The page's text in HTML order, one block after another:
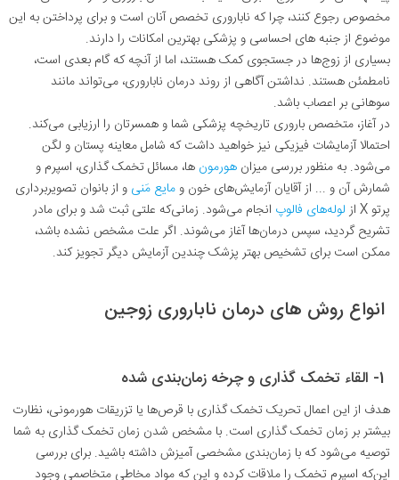
مخصوص رجوع کنند، چرا که ناباروری تخصص آنان است و برای پرداختن به این
موضوع از جنبه های احساسی و پزشکی بهترین امکانات را دارند.
بسیاری از زوج‌ها در جستجوی کمک هستند، اما از آنچه که گام بعدی است،
نامطمئن هستند. نداشتن آگاهی از روند درمان ناباروری، می‌تواند مانند
سوهانی بر اعصاب باشد.
در آغاز، متخصص باروری تاریخچه پزشکی شما و همسرتان را ارزیابی می‌کند.
احتمالا آزمایشات فیزیکی نیز خواهید داشت که شامل معاینه پستان و لگن
می‌شود. به منظور بررسی میزان هورمون ها، مسائل تخمک گذاری، اسپرم و
شمارش آن و ... از آقایان آزمایش‌های خون و مایع مَنی و از بانوان تصویربرداری
پرتو X از
لوله‌های فالوپ انجام می‌شود. زمانی‌که علتی ثبت شد و برای مادر
تشریح گردید، سپس درمان‌ها آغاز می‌شوند. اگر علت مشخص نشده باشد،
ممکن است برای تشخیص بهتر پزشک چندین آزمایش دیگر تجویز کند.
انواع روش های درمان ناباروری زوجین
1- القاء تخمک گذاری و چرخه زمان‌بندی شده
هدف از این اعمال تحریک تخمک گذاری با قرص‌ها یا تزریقات هورمونی، نظارت
بیشتر بر زمان تخمک گذاری است. با مشخص شدن زمان تخمک گذاری به شما
توصیه می‌شود که با زمان‌بندی مشخصی آمیزش داشته باشید. برای بررسی
این‌که اسپرم تخمک را ملاقات کرده و این‌ که مواد مخاطی متخاصمی وجود